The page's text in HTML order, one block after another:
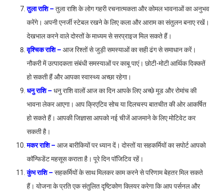
तुला राशि – तुला राशि के लोग गहरी रचनात्मकता और कोमल भावनाओं का अनुभव
करेंगे। अपनी एनर्जी स्टेबल रखने के लिए कला और आराम का संतुलन बनाए रखें।
देखभाल करने वाले दोस्तों के माध्यम से सरप्राइज मिल सकते हैं।
वृश्चिक राशि – आज रिश्तों से जुड़ी समस्याओं का सही ढंग से समाधान करें।
नौकरी में उत्पादकता संबंधी समस्याओं पर काबू पाएं। छोटी-मोटी आर्थिक दिक्कतें
हो सकती हैं और आपका स्वास्थ्य अच्छा रहेगा।
धनु राशि – धनु राशि वालों आज का दिन आपके लिए अच्छे मूड और रोमांच की
भावना लेकर आएगा। आप क्रिएटिव सोच या दिलचस्प बातचीत की ओर आकर्षित
हो सकते हैं। आपकी जिज्ञासा आपको नई चीजें आजमाने के लिए मोटिवेट कर
सकती है।
मकर राशि – आज बारीकियों पर ध्यान दें। दोस्तों या सहकर्मियों का सपोर्ट आपको
कॉन्फिडेंट महसूस कराता है। पूरे दिन पॉजिटिव रहें।
कुंभ राशि – सहकर्मियों के साथ मिलकर काम करने से परिणाम बेहतर मिल सकते
हैं। योजना के प्रति एक संतुलित दृष्टिकोण क्लियर करेगा कि आप पर्सनल और